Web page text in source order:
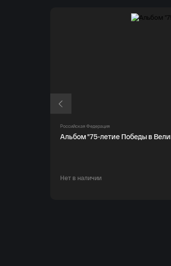
Российская Федерация
Альбом "75-летие Победы в
Нет в наличии